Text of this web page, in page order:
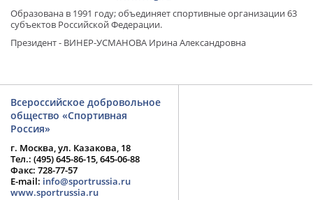
Образована в 1991 году; объединяет спортивные организации 63
субъектов Российской Федерации.
Президент - ВИНЕР-УСМАНОВА Ирина Александровна
Всероссийское добровольное
общество «Спортивная
Россия»
г. Москва, ул. Казакова, 18
Тел.: (495) 645-86-15, 645-06-88
Факс: 728-77-57
E-mail: info@sportrussia.ru
www.sportrussia.ru